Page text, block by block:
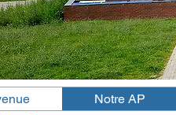
Notre AP